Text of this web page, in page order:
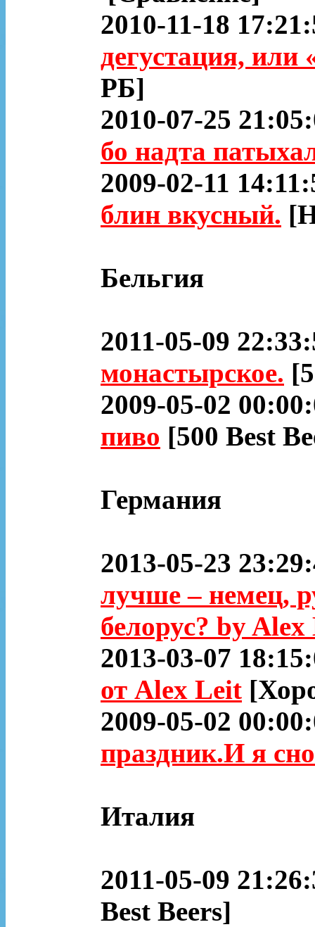
2010-11-18
дегустация, или
РБ]
2010-07-25
бо надта
2009-02-11
блин вкусный.
Бельгия
2011-05-09
монастырское.
2009-05-02
пиво [500 Best
Германия
2013-05-23
лучше – немец,
белорус? by
2013-03-07
от Alex Leit
2009-05-02
праздник.И я
Италия
2011-05-09
Best Beers]